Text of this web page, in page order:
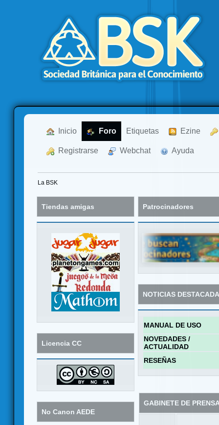
Inicio Foro Etiquetas Ezine
Registrarse Webchat Ayuda
La BSK
Tiendas amigas
Licencia CC
No Canon AEDE
Patrocinadores
NOTICIAS
MANUAL DE USO
NOVEDADES /
ACTUALIDAD
RESEÑAS
GABINETE DE